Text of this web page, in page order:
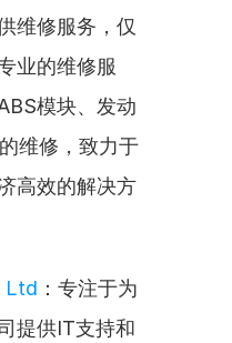
维修服务，仅
业的维修服
模块、发动
维修，致力于
高效的解决方
Ltd ：专注于为
提供IT支持和